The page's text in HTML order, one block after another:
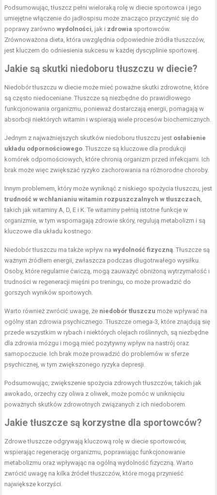
Podsumowując, tłuszcz pełni wieloraką rolę w diecie sportowca i jego
umiejętne włączenie do jadłospisu może znacząco przyczynić się do
poprawy zarównowydolności, jak i zdrowia sportowców.
Zrównoważona dieta, która uwzględnia odpowiednie źródła tłuszczów,
jest kluczem do odniesienia sukcesu w każdej dyscyplinie sportowej.
Jakie są skutki niedoboru tłuszczu w diecie?
Niedobór tłuszczu w diecie może mieć poważne skutki zdrowotne, które
są często niedoceniane. Tłuszcze są niezbędne do prawidłowego
funkcjonowania organizmu, ponieważ dostarczają energii, pomagają w
absorbcji niektórych witamin i wspierają wiele procesów biochemicznych.
Jednym z najważniejszych skutków niedoboru tłuszczu jest osłabienie
układu odpornościowego. Tłuszcze są kluczowe dla produkcji
komórek odpornościowych, które chronią organizm przed infekcjami. Ich
brak może więc zwiększać ryzyko zachorowania na różnorodne choroby.
Innym problemem, który może wyniknąć z niskiego spożycia tłuszczu, jest
trudność w wchłanianiu witamin rozpuszczalnych w tłuszczach,
takich jak witaminy A, D, E i K. Te witaminy pełnią istotne funkcje w
organizmie, w tym wspomagają zdrowie skóry, regulują metabolizm i są
kluczowe dla układu kostnego.
Niedobór tłuszczu ma także wpływ nawydolność fizyczną. Tłuszcze są
ważnym źródłem energii, zwłaszcza podczas długotrwałego wysiłku.
Osoby, które regularnie ćwiczą, mogą zauważyć obniżoną wytrzymałość i
trudności w regeneracji mięśni po treningu, co może prowadzić do
gorszych wyników sportowych.
Warto również zwrócić uwagę, że niedobór tłuszczu może wpływać na
ogólny stan zdrowia psychicznego. Tłuszcze omega-3, które znajdują się
przede wszystkim w rybach i niektórych olejach roślinnych, są niezbędne
dla zdrowia mózgu i mogą mieć pozytywny wpływ na nastrój oraz
samopoczucie. Ich brak może prowadzić do problemów w sferze
psychicznej, w tym zwiększonego ryzyka depresji.
Podsumowując, zwiększenie spożycia zdrowych tłuszczów, takich jak
awokado, orzechy czy oliwa z oliwek, może pomóc w uniknięciu
poważnych skutków zdrowotnych związanych z ich niedoborem.
Jakie tłuszcze są korzystne dla sportowców?
Zdrowe tłuszcze odgrywają kluczową rolę w diecie sportowców,
wspierając regenerację organizmu, poprawiając funkcjonowanie
metabolizmu oraz wpływając na ogólną wydolność fizyczną. Warto
zwrócić uwagę na kilka źródeł tłuszczów, które mogą przynieść
największe korzyści.